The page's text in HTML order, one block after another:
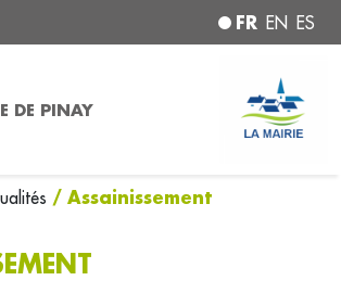
FR EN ES
DE PINAY
/ Assainissement